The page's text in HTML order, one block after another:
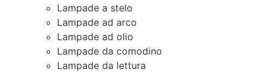
Lampade a stelo
Lampade ad arco
Lampade ad olio
Lampade da comodino
Lampade da lettura